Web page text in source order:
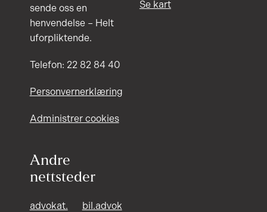
sende oss en
henvendelse – Helt
uforpliktende.
Telefon: 22 82 84 40
Personvernerklæring
Administrer cookies
Andre
nettsteder
advokat.
bil.advok
Se kart